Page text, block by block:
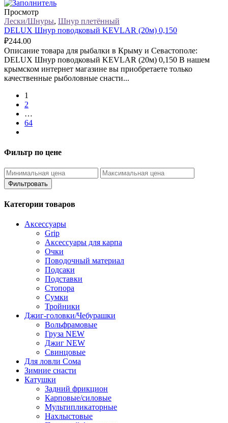
Просмотр
Лески/Шнуры, Шнур плетённый
DELUX Шнур поводковый KEVLAR (20м) 0,150
₽244.00
Описание товара для рыбалки в Крыму и Севастополе:
DELUX Шнур поводковый KEVLAR (20м) 0,150 В нашем
крымском интернет магазине вы приобретаете только
качественные рыболовные снасти...
1
2
…
64
Фильтр по цене
Фильтровать
Категории товаров
Аксессуары
Grip
Аксессуары для карпа
Очки
Поводочный материал
Подсаки
Подставки
Стопора
Сумки
Тройники
Джиг-головки/Чебурашки
Вольфрамовые
Груза NEW
Джиг NEW
Свинцовые
Для ловли Сома
Зимние снасти
Катушки
Задний фрикцион
Карповые/силовые
Мультипликаторные
Нахлыстовые